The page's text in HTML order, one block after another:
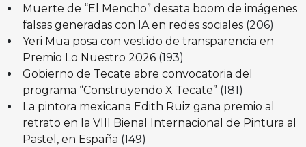
Muerte de “El Mencho” desata boom de imágenes
falsas generadas con IA en redes sociales (206)
Yeri Mua posa con vestido de transparencia en
Premio Lo Nuestro 2026 (193)
Gobierno de Tecate abre convocatoria del
programa “Construyendo X Tecate” (181)
La pintora mexicana Edith Ruiz gana premio al
retrato en la VIII Bienal Internacional de Pintura al
Pastel, en España (149)